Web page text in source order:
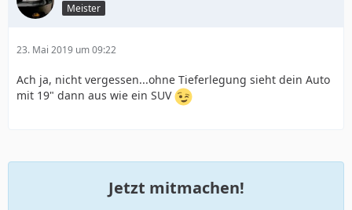
Meister
23. Mai 2019 um 09:22
Ach ja, nicht vergessen...ohne Tieferlegung sieht dein Auto
mit 19" dann aus wie ein SUV
Jetzt mitmachen!